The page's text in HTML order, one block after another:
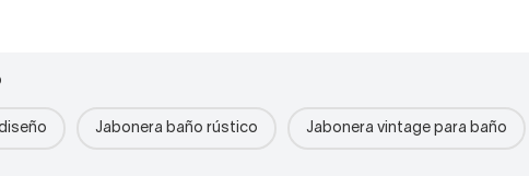
Jabonera baño rústico Jabonera vintage para baño